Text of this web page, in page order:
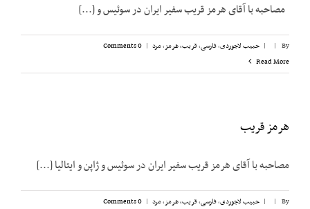
مصاحبه با آقای هرمز قریب سفیر ایران در سوئیس و [...]
By
|
| حبیب لاجوردی,فارسی,قریب، هرمز,مرد |
0 Comments
Read More
هرمز قریب
مصاحبه با آقای هرمز قریب سفیر ایران در سوئیس و ژاپن و ایتالیا [...]
By
|
| حبیب لاجوردی,فارسی,قریب، هرمز,مرد |
0 Comments